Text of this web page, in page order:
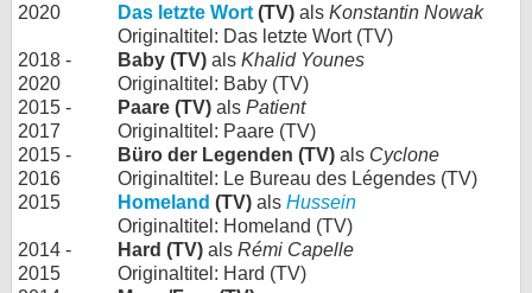
2020
Das letzte Wort (TV) als Konstantin Nowak
Originaltitel: Das letzte Wort (TV)
2018 -
2020
Baby (TV) als Khalid Younes
Originaltitel: Baby (TV)
2015 -
2017
Paare (TV) als Patient
Originaltitel: Paare (TV)
2015 -
2016
Büro der Legenden (TV) als Cyclone
Originaltitel: Le Bureau des Légendes (TV)
2015
Homeland (TV) als Hussein
Originaltitel: Homeland (TV)
2014 -
2015
Hard (TV) als Rémi Capelle
Originaltitel: Hard (TV)